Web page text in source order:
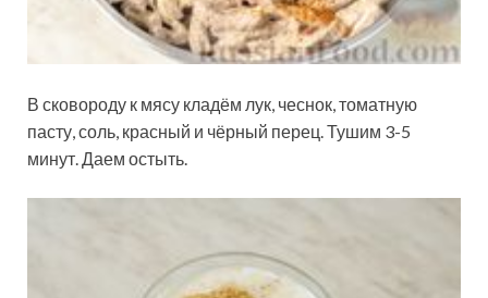
В сковороду к мясу кладём лук, чеснок, томатную
пасту, соль, красный и чёрный перец. Тушим 3-5
минут. Даем остыть.